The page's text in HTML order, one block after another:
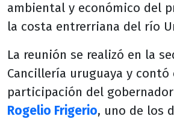
ambiental y económico del
la costa entrerriana del río
La reunión se realizó en la
Cancillería uruguaya y contó
participación del
Rogelio Frigerio, uno de los